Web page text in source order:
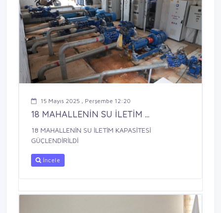
15 Mayıs 2025 , Perşembe 12:20
18 MAHALLENİN SU İLETİM ...
18 MAHALLENİN SU İLETİM KAPASİTESİ
GÜÇLENDİRİLDİ
İncele